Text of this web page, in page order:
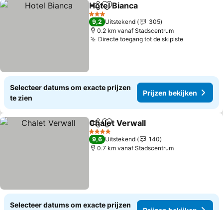
DelenToevoegen aan favorieten
Hotel Bianca
3 Sterren
9,2 Uitstekend
305
0.2 km vanaf Stadscentrum
Directe toegang tot de skipiste
Selecteer datums om exacte prijzen
te zien
Prijzen bekijken
DelenToevoegen aan favorieten
Chalet Verwall
4 Sterren
9,6 Uitstekend
140
0.7 km vanaf Stadscentrum
Selecteer datums om exacte prijzen